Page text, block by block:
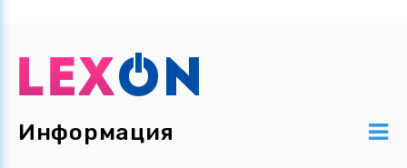
Информация